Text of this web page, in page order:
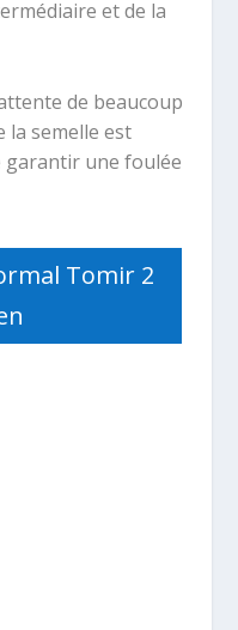
et de la
de beaucoup
la semelle est
garantir une foulée
Tomir 2